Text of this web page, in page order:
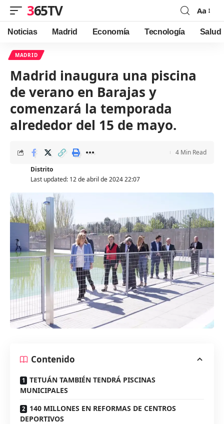
365TV
Font
Resizer
Aa
Noticias Madrid Economía Tecnología Salud
MADRID
Madrid inaugura una piscina
de verano en Barajas y
comenzará la temporada
alrededor del 15 de mayo.
Last updated: 12 de abril de 2024 22:07
Distrito
4 Min Read
Contenido
TETUÁN TAMBIÉN TENDRÁ PISCINAS
MUNICIPALES
140 MILLONES EN REFORMAS DE CENTROS
DEPORTIVOS